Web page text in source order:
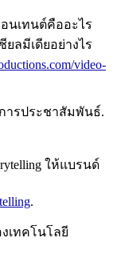
นเทนต์คืออะไร
ลมีเดียอย่างไร
video-
ารประชาสัมพันธ์.
ให้แบรนด์
.
เทคโนโลยี